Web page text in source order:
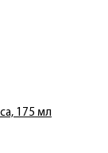
175 мл